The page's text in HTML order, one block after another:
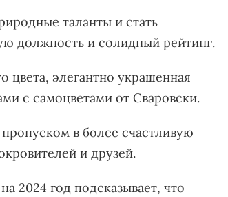
таланты и стать
должность и солидный рейтинг.
цвета, элегантно украшенная
с самоцветами от Сваровски.
в более счастливую
и друзей.
2024 год подсказывает, что